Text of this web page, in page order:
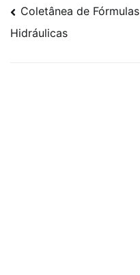
Navegação
de
Coletânea de Fórmulas
Hidráulicas